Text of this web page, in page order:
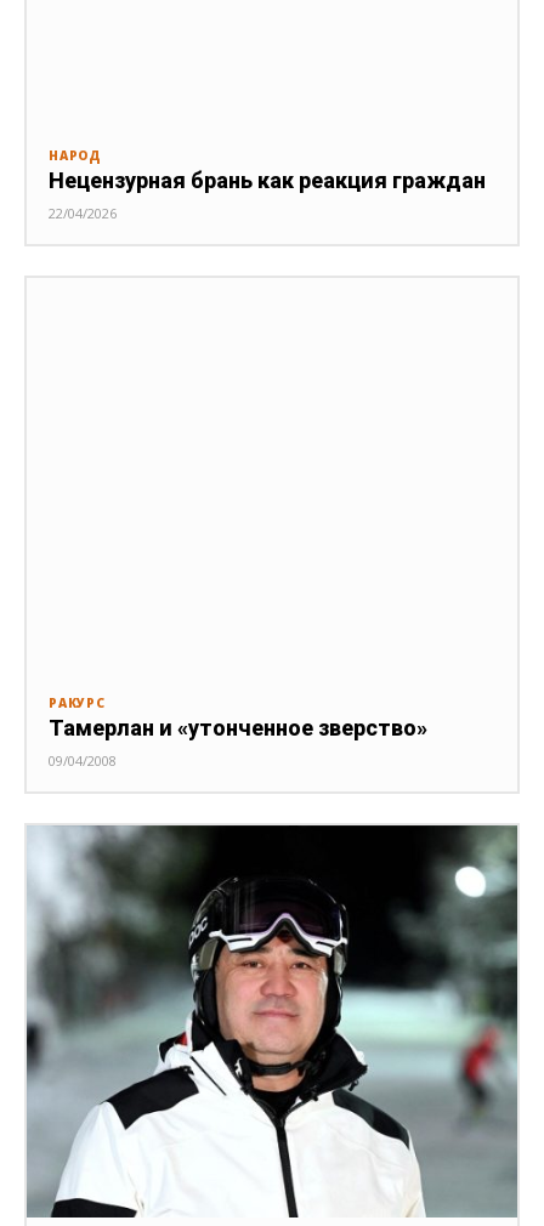
НАРОД
Нецензурная брань как реакция граждан
22/04/2026
РАКУРС
Тамерлан и «утонченное зверство»
09/04/2008